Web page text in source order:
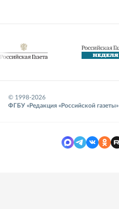
© 1998-2026
ФГБУ «Редакция «Российской газеты»